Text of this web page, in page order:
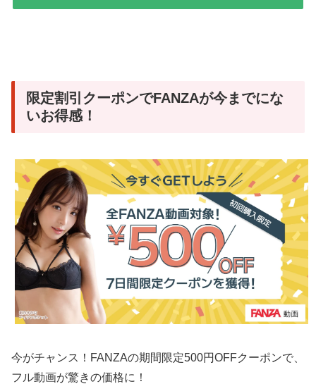
限定割引クーポンでFANZAが今までにな
いお得感！
今がチャンス！FANZAの期間限定500円OFFクーポンで、
フル動画が驚きの価格に！